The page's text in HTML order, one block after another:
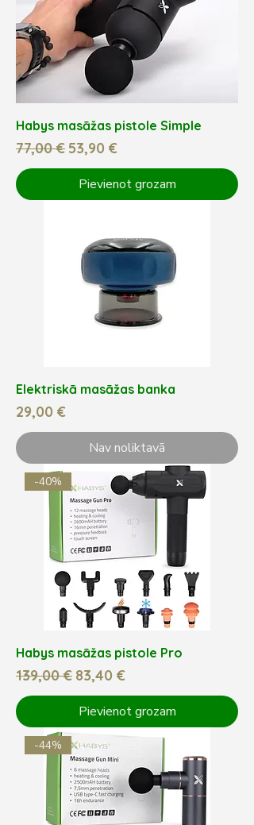
Habys masāžas pistole Simple
Parastā cena
77,00 € Izpārdošanas cena
53,90 €
Pievienot grozam
Elektriskā masāžas banka
Cena
29,00 €
Nav noliktavā
-40%
Habys masāžas pistole Pro
Parastā cena
139,00 € Izpārdošanas cena
83,40 €
Pievienot grozam
-44%